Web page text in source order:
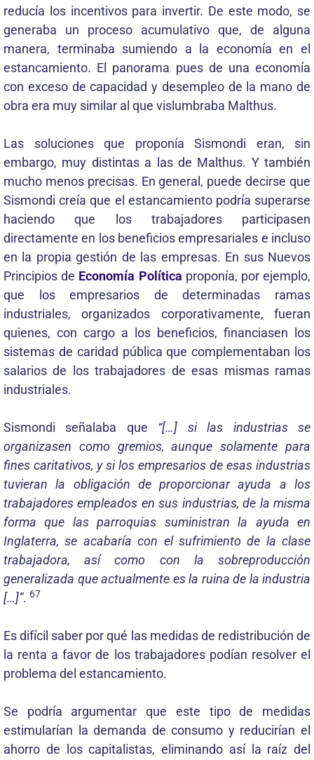
reducía los incentivos para invertir. De este modo, se
generaba un proceso acumulativo que, de alguna
manera, terminaba sumiendo a la economía en el
estancamiento. El panorama pues de una economía
con exceso de capacidad y desempleo de la mano de
obra era muy similar al que vislumbraba Malthus.
Las soluciones que proponía Sismondi eran, sin
embargo, muy distintas a las de Malthus. Y también
mucho menos precisas. En general, puede decirse que
Sismondi creía que el estancamiento podría superarse
haciendo que los trabajadores participasen
directamente en los beneficios empresariales e incluso
en la propia gestión de las empresas. En sus Nuevos
Principios de Economía Política proponía, por ejemplo,
que los empresarios de determinadas ramas
industriales, organizados corporativamente, fueran
quienes, con cargo a los beneficios, financiasen los
sistemas de caridad pública que complementaban los
salarios de los trabajadores de esas mismas ramas
industriales.
Sismondi señalaba que “[…] si las industrias se
organizasen como gremios, aunque solamente para
fines caritativos, y si los empresarios de esas industrias
tuvieran la obligación de proporcionar ayuda a los
trabajadores empleados en sus industrias, de la misma
forma que las parroquias suministran la ayuda en
Inglaterra, se acabaría con el sufrimiento de la clase
trabajadora, así como con la sobreproducción
generalizada que actualmente es la ruina de la industria
[…]”. 67
Es difícil saber por qué las medidas de redistribución de
la renta a favor de los trabajadores podían resolver el
problema del estancamiento.
Se podría argumentar que este tipo de medidas
estimularían la demanda de consumo y reducirían el
ahorro de los capitalistas, eliminando así la raíz del